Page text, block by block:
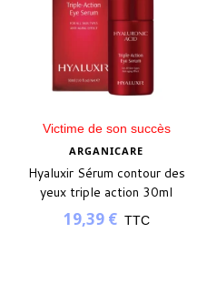
Victime de son succès
ARGANICARE
Hyaluxir Sérum contour des
yeux triple action 30ml
19,39 € TTC